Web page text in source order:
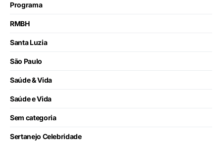
Programa
RMBH
Santa Luzia
São Paulo
Saúde & Vida
Saúde e Vida
Sem categoria
Sertanejo Celebridade